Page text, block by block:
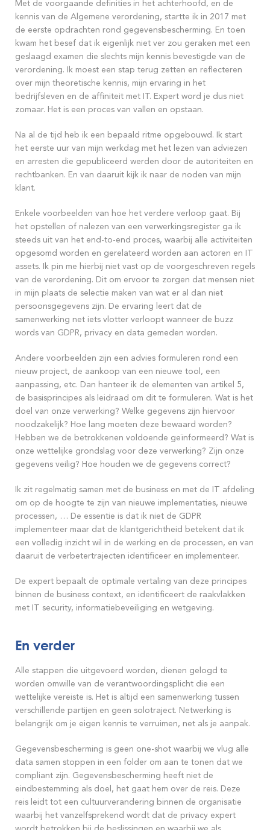
Met de voorgaande definities in het achterhoofd, en de
kennis van de Algemene verordening, startte ik in 2017 met
de eerste opdrachten rond gegevensbescherming. En toen
kwam het besef dat ik eigenlijk niet ver zou geraken met een
geslaagd examen die slechts mijn kennis bevestigde van de
verordening. Ik moest een stap terug zetten en reflecteren
over mijn theoretische kennis, mijn ervaring in het
bedrijfsleven en de affiniteit met IT. Expert word je dus niet
zomaar. Het is een proces van vallen en opstaan.
Na al de tijd heb ik een bepaald ritme opgebouwd. Ik start
het eerste uur van mijn werkdag met het lezen van adviezen
en arresten die gepubliceerd werden door de autoriteiten en
rechtbanken. En van daaruit kijk ik naar de noden van mijn
klant.
Enkele voorbeelden van hoe het verdere verloop gaat. Bij
het opstellen of nalezen van een verwerkingsregister ga ik
steeds uit van het end-to-end proces, waarbij alle activiteiten
opgesomd worden en gerelateerd worden aan actoren en IT
assets. Ik pin me hierbij niet vast op de voorgeschreven regels
van de verordening. Dit om ervoor te zorgen dat mensen niet
in mijn plaats de selectie maken van wat er al dan niet
persoonsgegevens zijn. De ervaring leert dat de
samenwerking net iets vlotter verloopt wanneer de buzz
words van GDPR, privacy en data gemeden worden.
Andere voorbeelden zijn een advies formuleren rond een
nieuw project, de aankoop van een nieuwe tool, een
aanpassing, etc. Dan hanteer ik de elementen van artikel 5,
de basisprincipes als leidraad om dit te formuleren. Wat is het
doel van onze verwerking? Welke gegevens zijn hiervoor
noodzakelijk? Hoe lang moeten deze bewaard worden?
Hebben we de betrokkenen voldoende geïnformeerd? Wat is
onze wettelijke grondslag voor deze verwerking? Zijn onze
gegevens veilig? Hoe houden we de gegevens correct?
Ik zit regelmatig samen met de business en met de IT afdeling
om op de hoogte te zijn van nieuwe implementaties, nieuwe
processen, … De essentie is dat ik niet de GDPR
implementeer maar dat de klantgerichtheid betekent dat ik
een volledig inzicht wil in de werking en de processen, en van
daaruit de verbetertrajecten identificeer en implementeer.
De expert bepaalt de optimale vertaling van deze principes
binnen de business context, en identificeert de raakvlakken
met IT security, informatiebeveiliging en wetgeving.
En verder
Alle stappen die uitgevoerd worden, dienen gelogd te
worden omwille van de verantwoordingsplicht die een
wettelijke vereiste is. Het is altijd een samenwerking tussen
verschillende partijen en geen solotraject. Netwerking is
belangrijk om je eigen kennis te verruimen, net als je aanpak.
Gegevensbescherming is geen one-shot waarbij we vlug alle
data samen stoppen in een folder om aan te tonen dat we
compliant zijn. Gegevensbescherming heeft niet de
eindbestemming als doel, het gaat hem over de reis. Deze
reis leidt tot een cultuurverandering binnen de organisatie
waarbij het vanzelfsprekend wordt dat de privacy expert